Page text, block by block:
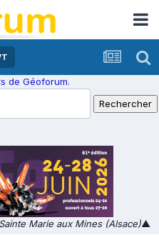
de Géoforum.
Marie aux Mines (Alsace)▲